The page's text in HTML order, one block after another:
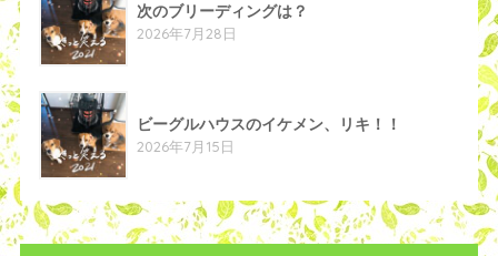
次のブリーディングは？
2026年7月28日
ビーグルハウスのイケメン、リキ！！
2026年7月15日